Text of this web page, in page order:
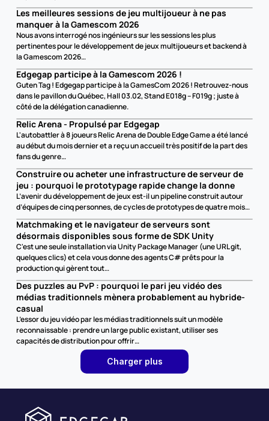
Les meilleures sessions de jeu multijoueur à ne pas
manquer à la Gamescom 2026
Nous avons interrogé nos ingénieurs sur les sessions les plus
pertinentes pour le développement de jeux multijoueurs et backend à
la Gamescom 2026…
Edgegap participe à la Gamescom 2026 !
Guten Tag ! Edgegap participe à la GamesCom 2026 ! Retrouvez-nous
dans le pavillon du Québec, Hall 03.02, Stand E018g – F019g ; juste à
côté de la délégation canadienne.
Relic Arena - Propulsé par Edgegap
L'autobattler à 8 joueurs Relic Arena de Double Edge Game a été lancé
au début du mois dernier et a reçu un accueil très positif de la part des
fans du genre…
Construire ou acheter une infrastructure de serveur de
jeu : pourquoi le prototypage rapide change la donne
L’avenir du développement de jeux est-il un pipeline construit autour
d’équipes de cinq personnes, de cycles de prototypes de quatre mois…
Matchmaking et le navigateur de serveurs sont
désormais disponibles sous forme de SDK Unity
C'est une seule installation via Unity Package Manager (une URL git,
quelques clics) et cela vous donne des agents C# prêts pour la
production qui gèrent tout…
Des puzzles au PvP : pourquoi le pari jeu vidéo des
médias traditionnels mènera probablement au hybride-
casual
L’essor du jeu vidéo par les médias traditionnels suit un modèle
reconnaissable : prendre un large public existant, utiliser ses
capacités de distribution pour offrir…
Charger plus